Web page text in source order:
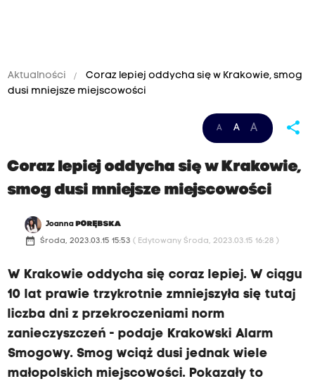
Aktualności
Coraz lepiej oddycha się w Krakowie, smog
dusi mniejsze miejscowości
A A A share
Coraz lepiej oddycha się w Krakowie,
smog dusi mniejsze miejscowości
Joanna PORĘBSKA
date_range Środa, 2023.03.15 15:53 ( Edytowany Środa, 2023.03.15 16:28 )
W Krakowie oddycha się coraz lepiej. W ciągu
10 lat prawie trzykrotnie zmniejszyła się tutaj
liczba dni z przekroczeniami norm
zanieczyszczeń - podaje Krakowski Alarm
Smogowy. Smog wciąż dusi jednak wiele
małopolskich miejscowości. Pokazały to